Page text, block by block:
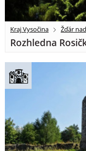
Kraj Vysočina Žďár
Rozhledna